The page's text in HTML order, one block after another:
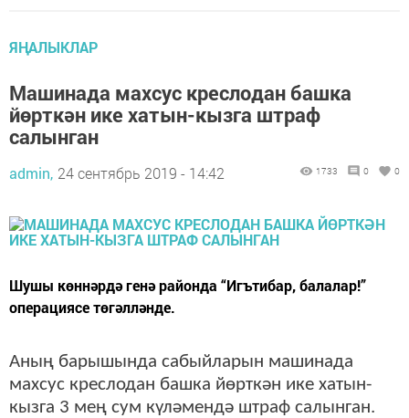
ЯҢАЛЫКЛАР
Машинада махсус креслодан башка
йөрткән ике хатын-кызга штраф
салынган
admin, 24 сентябрь 2019 - 14:42 1733 0 0
Шушы көннәрдә генә районда “Игътибар, балалар!”
операциясе төгәлләнде.
Аның барышында сабыйларын машинада
махсус креслодан башка йөрткән ике хатын-
кызга 3 мең сум күләмендә штраф салынган.